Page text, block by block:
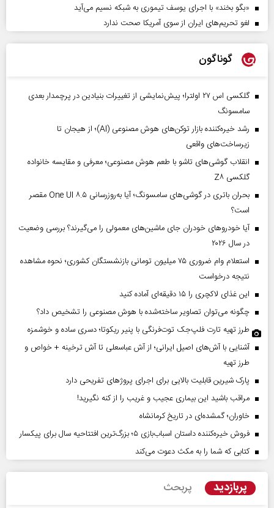
«بگو بخند» با اجرای یوسف تیموری به شبکه نسیم می‌آید
لغو تحریم‌های ایران از سوی آمریکا صحت ندارد
گوناگون
گلکسی اس ۲۷ اولترا؛ پیش‌نمایشی از تغییرات بنیادین در پرچمدار بعدی
سامسونگ
رشد خیره‌کننده بازار توکن‌های هوش مصنوعی (AI)؛ از هیجان تا
زیرساخت‌های واقعی
انقلاب گوشی‌های تاشو‌ با طعم هوش مصنوعی؛ معرفی و مقایسه خانواده
گلکسی Z۸
بحران باتری در گوشی‌های سامسونگ؛ آیا به‌روزرسانی One UI ۸.۵ مقصر
است؟
آیا خودروهای خودران جای ماشین‌های معمولی را می‌گیرند؟ بررسی وضعیت
در سال ۲۰۲۶
استعلام وام ضروری ۷۵ میلیون تومانی بازنشستگان کشوری؛ نحوه مشاهده
نتیجه درخواست
این غذای لاکچری را ۱۵ دقیقه‌ای آماده کنید
چگونه می‌توان تصاویر ساخته‌شده با هوش مصنوعی را تشخیص داد؟
طرز تهیه تارت فلپ‌جک توت‌فرنگی با پنیر ریکوتا؛ دسری ساده و خوشمزه
آشنایی با آش‌های اصیل ایرانی؛ از آش عباسعلی تا آش ترخینه + خواص و
طرز تهیه
پارک شیرین قابلیت‌ بالایی برای اجرای پروژهای تفریحی دارد
مراقب باشید این بیماری عجیب و غریب را از کنه نگیرید!
خاوران؛ گمشده‌ای در تاریخ کرمانشاه
فروش خیره‌کننده داستان اسباب‌بازی ۵؛ بزرگ‌ترین افتتاحیه سال برای پیکسار
کتابی که شما را به مکث دعوت می‌کند
پربازدید پربحث